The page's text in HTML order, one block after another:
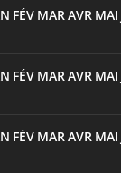
FÉV MAR AVR MAI
FÉV MAR AVR MAI
FÉV MAR AVR MAI